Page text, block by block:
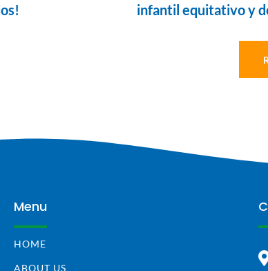
infantil equitativo y
Menu
HOME
ABOUT US